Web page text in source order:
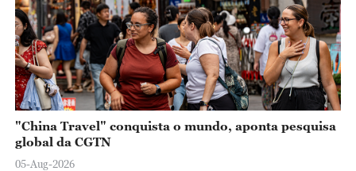
"China Travel" conquista o mundo, aponta pesquisa
global da CGTN
05-Aug-2026